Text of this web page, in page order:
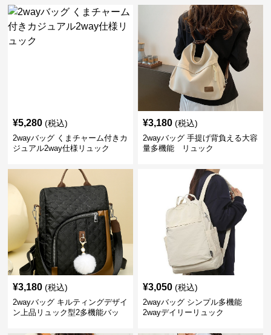
¥5,280 (税込)
2wayバッグ くまチャーム付きカ
ジュアル2way仕様リュック
¥3,180 (税込)
2wayバッグ 手提げ背負える大容
量多機能 リュック
¥3,180 (税込)
2wayバッグ キルティングデザイ
ン上品リュック型2多機能バッ
¥3,050 (税込)
2wayバッグ シンプル多機能
2wayデイリーリュック